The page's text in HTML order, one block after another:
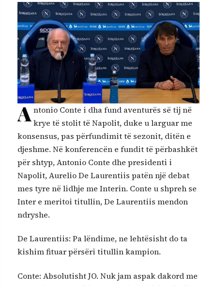
A ntonio Conte i dha fund aventurës së tij në
krye të stolit të Napolit, duke u larguar me
konsensus, pas përfundimit të sezonit, ditën e
djeshme. Në konferencën e fundit të përbashkët
për shtyp, Antonio Conte dhe presidenti i
Napolit, Aurelio De Laurentiis patën një debat
mes tyre në lidhje me Interin. Conte u shpreh se
Inter e meritoi titullin, De Laurentiis mendon
ndryshe.
De Laurentiis: Pa lëndime, ne lehtësisht do ta
kishim fituar përsëri titullin kampion.
Conte: Absolutisht JO. Nuk jam aspak dakord me